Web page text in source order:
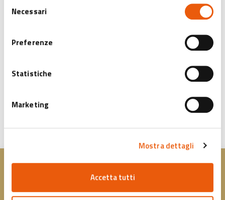
necessari.
delNecessari
Preferenze
Statistiche
Marketing
Mostra dettagli
Accetta tutti
7 spettacoli Teatro Comunale e Fanin: intero € 140,
Orari biglietteria
: mercoledì ore 10-12, sabato ore 17-19 e
MAPPA